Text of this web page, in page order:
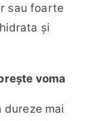
sau foarte
și
voma
dureze mai